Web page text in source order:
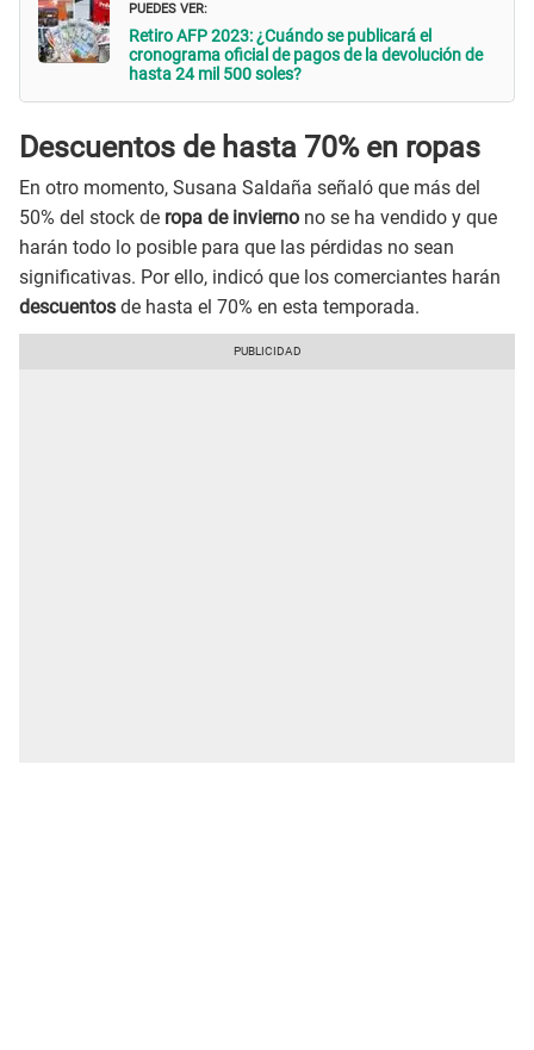
PUEDES VER:
Retiro AFP 2023: ¿Cuándo se publicará el
cronograma oficial de pagos de la devolución de
hasta 24 mil 500 soles?
Descuentos de hasta 70% en ropas
En otro momento, Susana Saldaña señaló que más del
50% del stock de ropa de invierno no se ha vendido y que
harán todo lo posible para que las pérdidas no sean
significativas. Por ello, indicó que los comerciantes harán
descuentos de hasta el 70% en esta temporada.